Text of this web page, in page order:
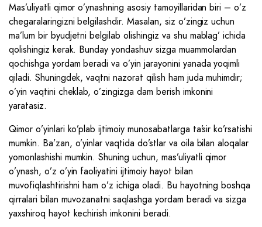
Mas’uliyatli qimor o’ynashning asosiy tamoyillaridan biri – o’z
chegaralaringizni belgilashdir. Masalan, siz o’zingiz uchun
ma’lum bir byudjetni belgilab olishingiz va shu mablag’ ichida
qolishingiz kerak. Bunday yondashuv sizga muammolardan
qochishga yordam beradi va o’yin jarayonini yanada yoqimli
qiladi. Shuningdek, vaqtni nazorat qilish ham juda muhimdir;
o’yin vaqtini cheklab, o’zingizga dam berish imkonini
yaratasiz.
Qimor o’yinlari ko’plab ijtimoiy munosabatlarga ta’sir ko’rsatishi
mumkin. Ba’zan, o’yinlar vaqtida do’stlar va oila bilan aloqalar
yomonlashishi mumkin. Shuning uchun, mas’uliyatli qimor
o’ynash, o’z o’yin faoliyatini ijtimoiy hayot bilan
muvofiqlashtirishni ham o’z ichiga oladi. Bu hayotning boshqa
qirralari bilan muvozanatni saqlashga yordam beradi va sizga
yaxshiroq hayot kechirish imkonini beradi.